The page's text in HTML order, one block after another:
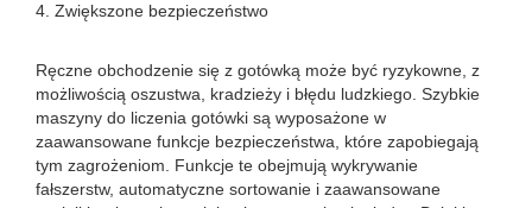
4. Zwiększone bezpieczeństwo
Ręczne obchodzenie się z gotówką może być ryzykowne, z
możliwością oszustwa, kradzieży i błędu ludzkiego. Szybkie
maszyny do liczenia gotówki są wyposażone w
zaawansowane funkcje bezpieczeństwa, które zapobiegają
tym zagrożeniom. Funkcje te obejmują wykrywanie
fałszerstw, automatyczne sortowanie i zaawansowane